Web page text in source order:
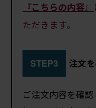
『こちらの内容』
ただきます。
STEP3 注文
ご注文内容を確